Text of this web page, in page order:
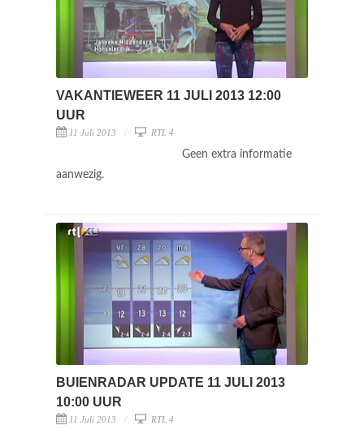
VAKANTIEWEER 11 JULI 2013 12:00
UUR
11 Juli 2013 RTL 4
Geen extra informatie
aanwezig.
BUIENRADAR UPDATE 11 JULI 2013
10:00 UUR
11 Juli 2013 RTL 4